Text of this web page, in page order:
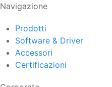
Navigazione
Prodotti
Software & Driver
Accessori
Certificazioni